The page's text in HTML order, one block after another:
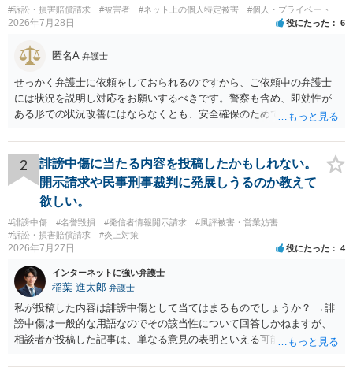
#訴訟・損害賠償請求 #被害者 #ネット上の個人特定被害 #個人・プライベート
2026年7月28日 役にたった 6
匿名A 弁護士
せっかく弁護士に依頼をしておられるのですから、ご依頼中の弁護士
には状況を説明し対応をお願いするべきです。警察も含め、即効性が
ある形での状況改善にはならなくとも、安全確保のためできることは
2
誹謗中傷に当たる内容を投稿したかもしれない。
開示請求や民事刑事裁判に発展しうるのか教えて
欲しい。
#誹謗中傷 #名誉毀損 #発信者情報開示請求
#風評被害・営業妨害
#訴訟・損害賠償請求
#炎上対策
2026年7月27日 役にたった 4
インターネットに強い弁護士
稲葉 進太郎 弁護士
私が投稿した内容は誹謗中傷として当てはまるものでしょうか？ →誹
謗中傷は一般的な用語なのでその該当性について回答しかねますが、
相談者が投稿した記事は、単なる意見の表明といえる可能性が高く、
て、開示請求が認められたり、民事裁判や刑事裁判に発展しうるもの